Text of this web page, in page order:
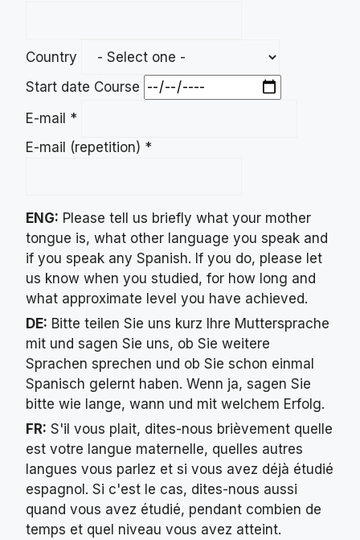
Country
Start date Course
E-mail *
E-mail (repetition) *
ENG: Please tell us briefly what your mother
tongue is, what other language you speak and
if you speak any Spanish. If you do, please let
us know when you studied, for how long and
what approximate level you have achieved.
DE: Bitte teilen Sie uns kurz Ihre Muttersprache
mit und sagen Sie uns, ob Sie weitere
Sprachen sprechen und ob Sie schon einmal
Spanisch gelernt haben. Wenn ja, sagen Sie
bitte wie lange, wann und mit welchem Erfolg.
FR: S'il vous plait, dites-nous brièvement quelle
est votre langue maternelle, quelles autres
langues vous parlez et si vous avez déjà étudié
espagnol. Si c'est le cas, dites-nous aussi
quand vous avez étudié, pendant combien de
temps et quel niveau vous avez atteint.